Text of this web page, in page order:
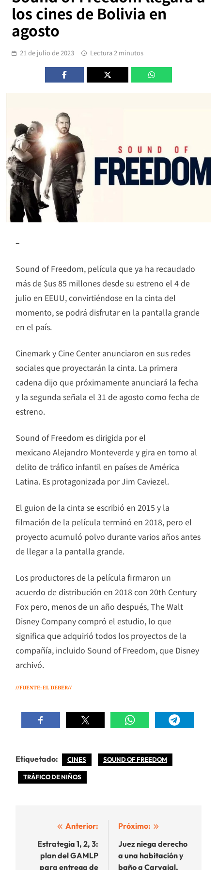
los cines de Bolivia en
agosto
21 de julio de 2023 Lectura 2 minutos
–
Sound of Freedom, película que ya ha recaudado
más de $us 85 millones desde su estreno el 4 de
julio en EEUU, convirtiéndose en la cinta del
momento, se podrá disfrutar en la pantalla grande
en el país.
Cinemark y Cine Center anunciaron en sus redes
sociales que proyectarán la cinta. La primera
cadena dijo que próximamente anunciará la fecha
y la segunda señala el 31 de agosto como fecha de
estreno.
Sound of Freedom es dirigida por el
mexicano Alejandro Monteverde y gira en torno al
delito de tráfico infantil en países de América
Latina. Es protagonizada por Jim Caviezel.
El guion de la cinta se escribió en 2015 y la
filmación de la película terminó en 2018, pero el
proyecto acumuló polvo durante varios años antes
de llegar a la pantalla grande.
Los productores de la película firmaron un
acuerdo de distribución en 2018 con 20th Century
Fox pero, menos de un año después, The Walt
Disney Company compró el estudio, lo que
significa que adquirió todos los proyectos de la
compañía, incluido Sound of Freedom, que Disney
archivó.
//FUENTE: EL DEBER//
Etiquetado: CINES SOUND OF FREEDOM
TRÁFICO DE NIÑOS
Navegación
entradas
Anterior:
Estrategia 1, 2, 3:
plan del GAMLP
para entrega de
Próximo:
Juez niega derecho
a una habitación y
baño a Carvajal,